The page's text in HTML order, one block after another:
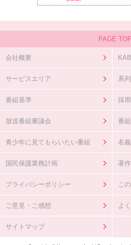
PAGE TOP
会社概要
サービスエリア 系
番組基準 採
放送番組審議会 番
青少年に見てもらいたい番組 名
国民保護業務計画 著
プライバシーポリシー こ
ご意見・ご感想 よ
サイトマップ